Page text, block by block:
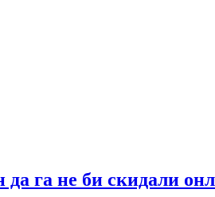
га не би скидали